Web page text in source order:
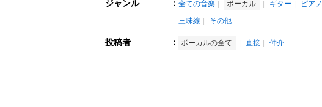
ジャンル ： 全ての音楽 ボーカル ギター ピアノ
三味線
その他
投稿者 ： ボーカルの全て 直接 仲介